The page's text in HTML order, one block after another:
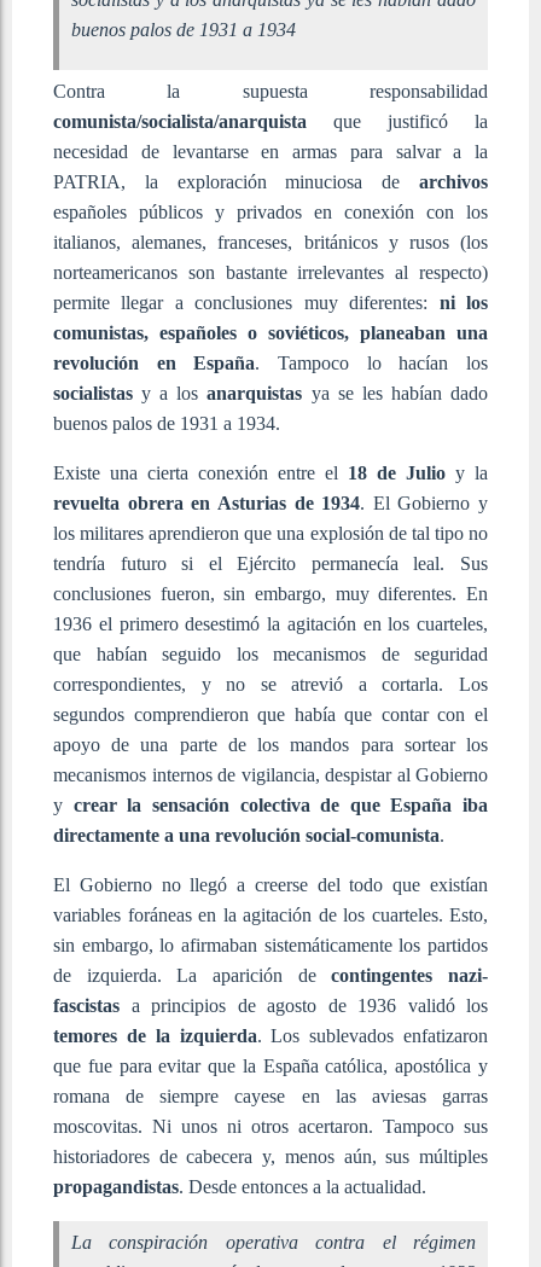
buenos palos de 1931 a 1934
Contra la supuesta responsabilidad
comunista/socialista/anarquista que justificó la
necesidad de levantarse en armas para salvar a la
PATRIA, la exploración minuciosa de archivos
españoles públicos y privados en conexión con los
italianos, alemanes, franceses, británicos y rusos (los
norteamericanos son bastante irrelevantes al respecto)
permite llegar a conclusiones muy diferentes: ni los
comunistas, españoles o soviéticos, planeaban una
revolución en España. Tampoco lo hacían los
socialistasy a losanarquistas ya se les habían dado
buenos palos de 1931 a 1934.
Existe una cierta conexión entre el 18 de Julio y la
revuelta obrera en Asturias de 1934. El Gobierno y
los militares aprendieron que una explosión de tal tipo no
tendría futuro si el Ejército permanecía leal. Sus
conclusiones fueron, sin embargo, muy diferentes. En
1936 el primero desestimó la agitación en los cuarteles,
que habían seguido los mecanismos de seguridad
correspondientes, y no se atrevió a cortarla. Los
segundos comprendieron que había que contar con el
apoyo de una parte de los mandos para sortear los
mecanismos internos de vigilancia, despistar al Gobierno
y crear la sensación colectiva de que España iba
directamente a una revolución social-comunista.
El Gobierno no llegó a creerse del todo que existían
variables foráneas en la agitación de los cuarteles. Esto,
sin embargo, lo afirmaban sistemáticamente los partidos
de izquierda. La aparición decontingentes nazi-
fascistas a principios de agosto de 1936 validó los
temores de la izquierda. Los sublevados enfatizaron
que fue para evitar que la España católica, apostólica y
romana de siempre cayese en las aviesas garras
moscovitas. Ni unos ni otros acertaron. Tampoco sus
historiadores de cabecera y, menos aún, sus múltiples
propagandistas. Desde entonces a la actualidad.
La conspiración operativa contra el régimen